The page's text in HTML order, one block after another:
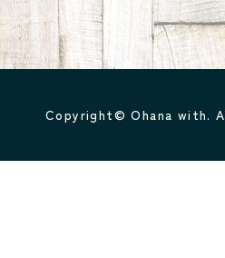
Copyright© Ohana with.